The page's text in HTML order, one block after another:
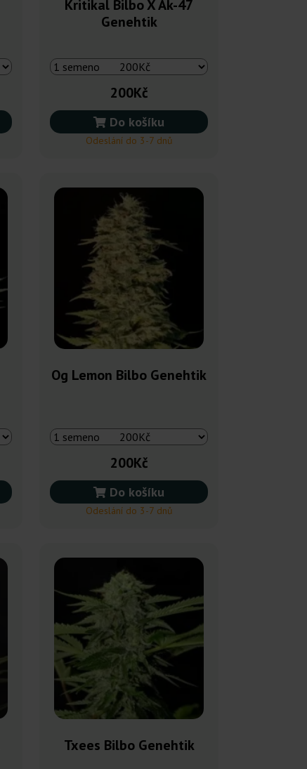
Kritikal Bilbo X Ak-47
Genehtik
200Kč
Do košíku
Odeslání do 3-7 dnů
Og Lemon Bilbo Genehtik
200Kč
Do košíku
Odeslání do 3-7 dnů
Txees Bilbo Genehtik